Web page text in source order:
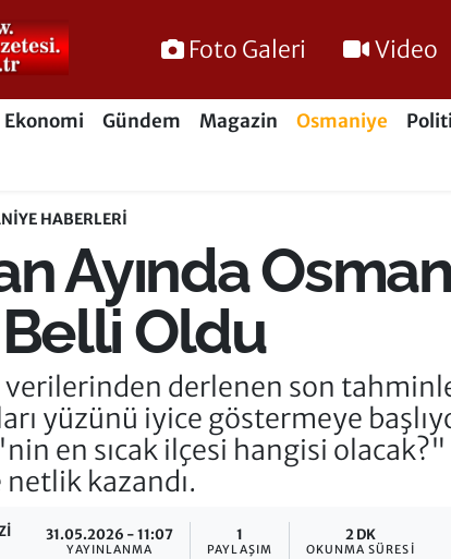
Foto Galeri Video
Ekonomi Gündem Magazin Osmaniye
HABERLERI
Ayında
Oldu
derlenen son
yüzünü iyice göstermeye
en sıcak ilçesi hangisi
kazandı.
31.05.2026 - 11:07
YAYINLANMA
1
PAYLAŞIM
2 DK
OKUNMA SÜRESI
ve Fikstür